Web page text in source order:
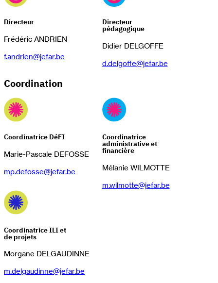
Directeur
Frédéric ANDRIEN
f.andrien@jefar.be
Directeur
pédagogique
Didier DELGOFFE
d.delgoffe@jefar.be
Coordination
Coordinatrice DéFI
Marie-Pascale DEFOSSE
mp.defosse@jefar.be
Coordinatrice
administrative et
financière
Mélanie WILMOTTE
m.wilmotte@jefar.be
Coordinatrice ILI et
de projets
Morgane DELGAUDINNE
m.delgaudinne@jefar.be